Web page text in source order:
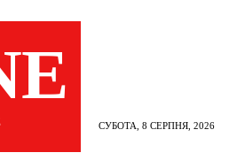
СУБОТА, 8 СЕРПНЯ, 2026